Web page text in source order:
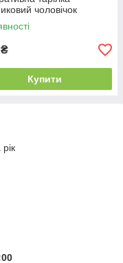
чоловічок
₴
Купити